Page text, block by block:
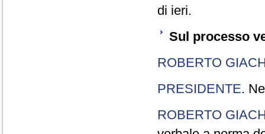
di ieri.
Sul processo
ROBERTO
PRESIDENTE.
ROBERTO